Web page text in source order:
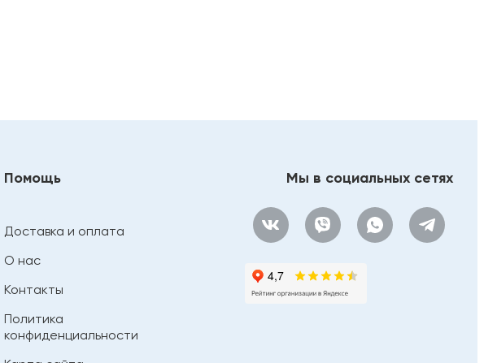
Помощь
Доставка и оплата
О нас
Контакты
Политика
конфиденциальности
Мы в социальных сетях